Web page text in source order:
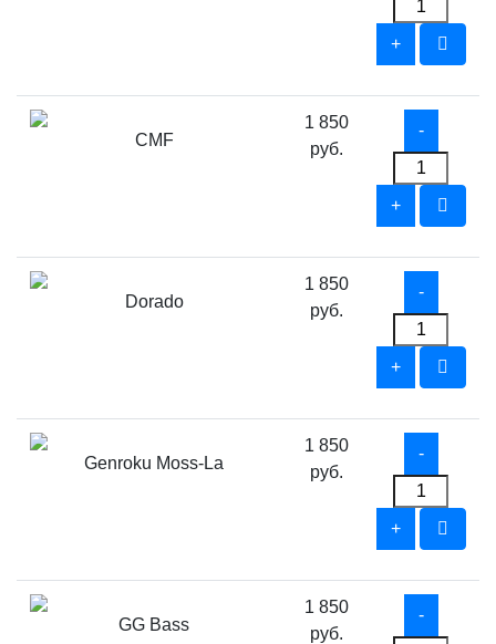
CMF
1 850
руб.
Dorado
1 850
руб.
Genroku Moss-La
1 850
руб.
GG Bass
1 850
руб.